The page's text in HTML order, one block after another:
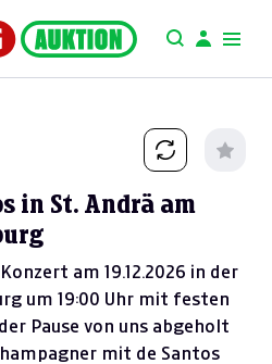
in St. Andrä am
am 19.12.2026 in der
um 19:00 Uhr mit festen
Pause von uns abgeholt
mit de Santos